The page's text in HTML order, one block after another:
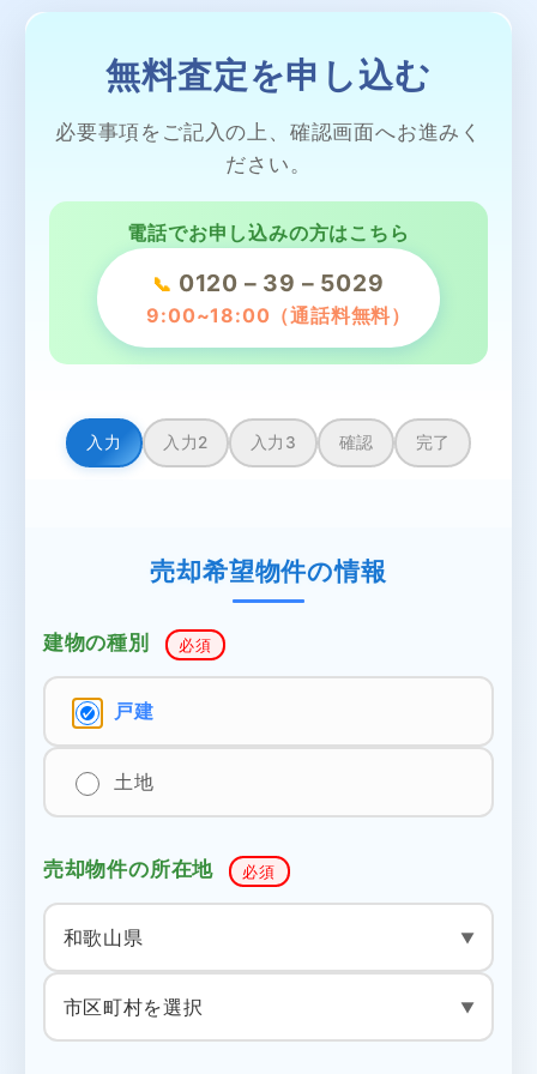
無料査定を申し込む
必要事項をご記入の上、確認画面へお進みく
ださい。
電話でお申し込みの方はこちら
📞 0120 – 39 – 5029
9:00~18:00（通話料無料）
入力 入力2 入力3 確認 完了
売却希望物件の情報
建物の種別 必須
戸建
土地
売却物件の所在地 必須